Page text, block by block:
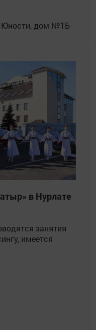
Юности, дом №1Б
в Нурлате
занятия
имеется